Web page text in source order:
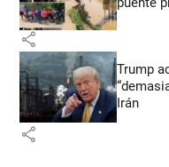
share
Trump
Irán
share